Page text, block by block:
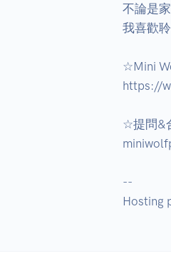
不論是
我喜歡
☆Mini
https://
☆提問&
--
Hosting